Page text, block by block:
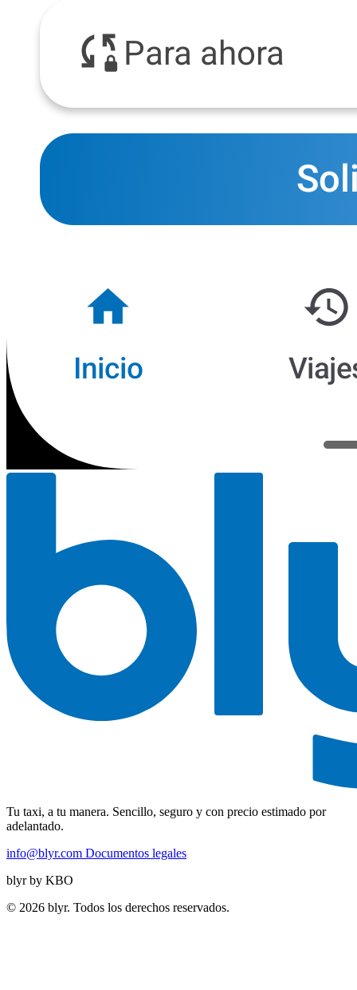
Tu taxi, a tu manera. Sencillo, seguro y con precio estimado por
adelantado.
info@blyr.com Documentos legales
blyr by KBO
© 2026 blyr. Todos los derechos reservados.